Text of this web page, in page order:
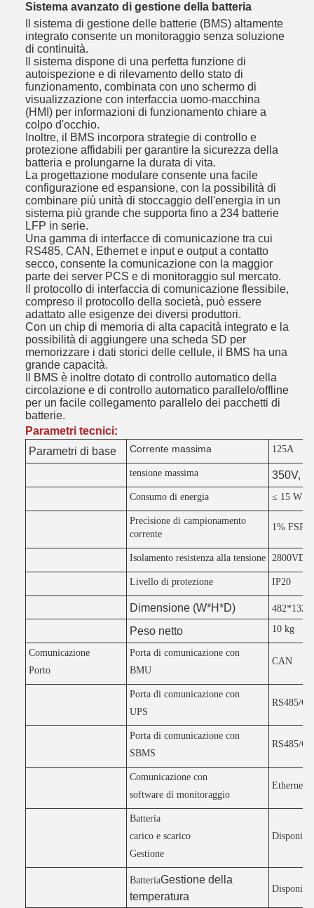
Sistema avanzato di gestione della batteria
Il sistema di gestione delle batterie (BMS) altamente
integrato consente un monitoraggio senza soluzione
di continuità.
Il sistema dispone di una perfetta funzione di
autoispezione e di rilevamento dello stato di
funzionamento, combinata con uno schermo di
visualizzazione con interfaccia uomo-macchina
(HMI) per informazioni di funzionamento chiare a
colpo d'occhio.
Inoltre, il BMS incorpora strategie di controllo e
protezione affidabili per garantire la sicurezza della
batteria e prolungarne la durata di vita.
La progettazione modulare consente una facile
configurazione ed espansione, con la possibilità di
combinare più unità di stoccaggio dell'energia in un
sistema più grande che supporta fino a 234 batterie
LFP in serie.
Una gamma di interfacce di comunicazione tra cui
RS485, CAN, Ethernet e input e output a contatto
secco, consente la comunicazione con la maggior
parte dei server PCS e di monitoraggio sul mercato.
Il protocollo di interfaccia di comunicazione flessibile,
compreso il protocollo della società, può essere
adattato alle esigenze dei diversi produttori.
Con un chip di memoria di alta capacità integrato e la
possibilità di aggiungere una scheda SD per
memorizzare i dati storici delle cellule, il BMS ha una
grande capacità.
Il BMS è inoltre dotato di controllo automatico della
circolazione e di controllo automatico parallelo/offline
per un facile collegamento parallelo dei pacchetti di
batterie.
Parametri tecnici:
Parametri di base
Corrente massima 125A
tensione massima 350V,
Consumo di energia ≤ 15 W
Precisione di campionamento
corrente
1% FSR
Isolamento resistenza alla tensione
Livello di protezione IP20
Dimensione (W*H*D)
Peso netto 10 kg
Comunicazione
Porto
Porta di comunicazione con
BMU
CAN
Porta di comunicazione con
UPS
RS485/
Porta di comunicazione con
SBMS
RS485/
Comunicazione con
software di monitoraggio
Ethernet
Batteria
carico e scarico
Gestione
BatteriaGestione della
temperatura